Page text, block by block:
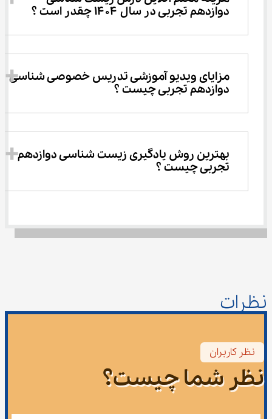
دوازدهم تجربی در سال ۱۴۰۴ چقدر است ؟
مزایای ویدیو آموزشی تدریس خصوصی شناسی
دوازدهم تجربی چیست ؟
بهترین روش یادگیری زیست شناسی دوازدهم
تجربی چیست ؟
نظرات
نظر کاربران
نظر شما چیست؟